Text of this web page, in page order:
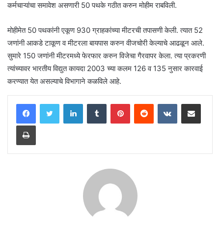
कर्मचाऱ्यांचा समावेश असणारी 50 पथके गठीत करुन मोहीम राबविली.
मोहीमेत 50 पथकांनी एकूण 930 ग्राहकांच्या मीटरची तपासणी केली. त्यात 52
जणांनी आकडे टाकूण व मीटरला बायपास करुन वीजचोरी केल्याचे आढळून आले.
सुमारे 150 जणांनी मीटरमध्ये फेरफार करुन विजेचा गैरवापर केला. त्या प्रकरणी
त्यांच्यावर भारतीय विद्युत कायदा 2003 च्या कलम 126 व 135 नुसार कारवाई
करण्यात येत असल्याचे विभागाने कळविले आहे.
LinkedInTumblr PinterestReddit VKontakteShare via Email
Print